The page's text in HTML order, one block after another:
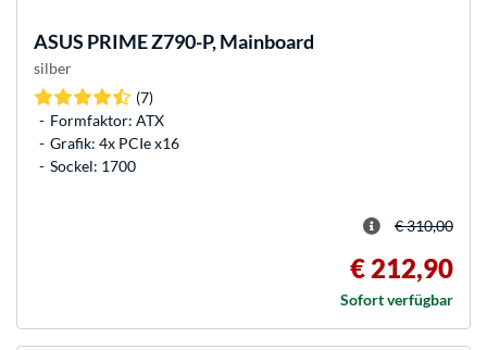
ASUS PRIME Z790-P, Mainboard
silber
(7)
Formfaktor: ATX
Grafik: 4x PCIe x16
Sockel: 1700
€ 310,00
€ 212,90
Sofort verfügbar